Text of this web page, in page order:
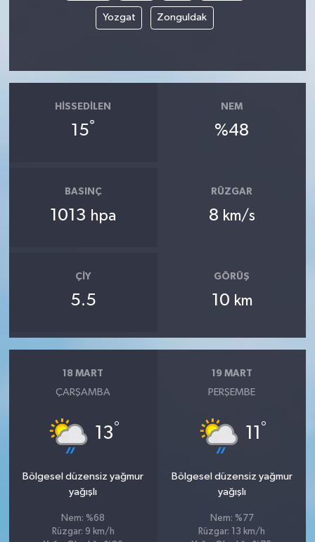
Yozgat Zonguldak
HISSEDILEN
15°
NEM
%48
BASINÇ
1013 hpa
RÜZGAR
8 km/s
ÇIY
5.5
GÖRÜŞ
10 km
18 MART
ÇARŞAMBA
13°
Bölgesel düzensiz yağmur
yağışlı
Nem: %68
Rüzgar: 9 km/h
19 MART
PERŞEMBE
11 °
Bölgesel düzensiz yağmur
yağışlı
Nem: %77
Rüzgar: 13 km/h